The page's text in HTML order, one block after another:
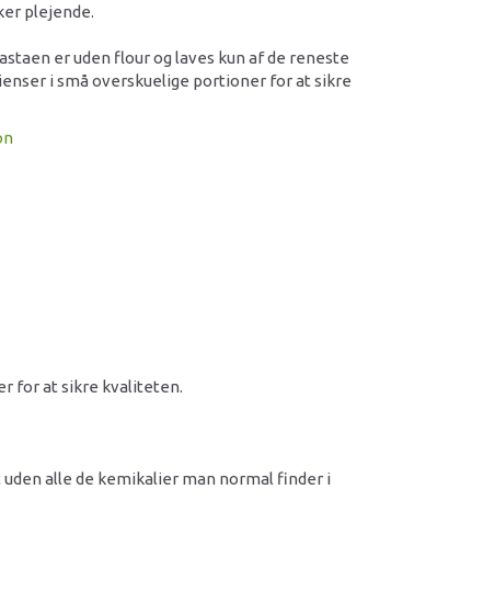
plejende.
er uden flour og laves kun af de reneste
i små overskuelige portioner for at sikre
for at sikre kvaliteten.
alle de kemikalier man normal finder i